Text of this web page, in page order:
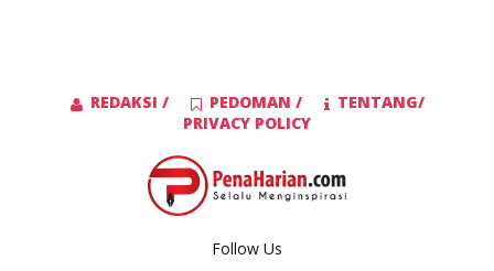
REDAKSI / PEDOMAN /
TENTANG/
PRIVACY POLICY
Follow Us